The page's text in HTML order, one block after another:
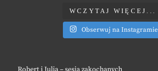
WCZYTAJ WIĘCEJ...
Obserwuj na Instagramie